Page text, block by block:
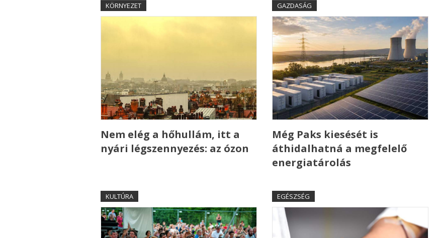
KÖRNYEZET
Nem elég a hőhullám, itt a
nyári légszennyezés: az ózon
GAZDASÁG
Még Paks kiesését is
áthidalhatná a megfelelő
energiatárolás
KULTÚRA EGÉSZSÉG